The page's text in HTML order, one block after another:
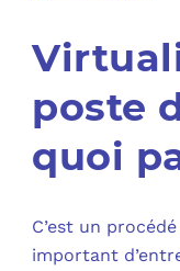
poste
quoi
C’est un
important